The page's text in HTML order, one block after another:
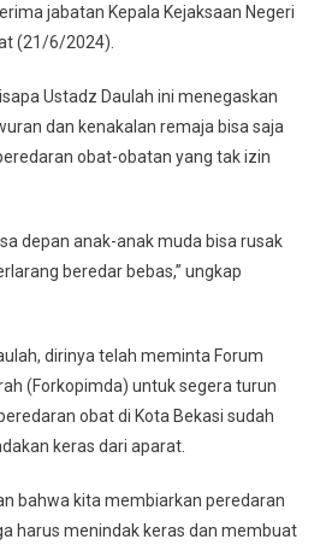
jabatan Kepala Kejaksaan Negeri
(21/6/2024).
Ustadz Daulah ini menegaskan
dan kenakalan remaja bisa saja
obat-obatan yang tak izin
depan anak-anak muda bisa rusak
beredar bebas,” ungkap
dirinya telah meminta Forum
(Forkopimda) untuk segera turun
obat di Kota Bekasi sudah
keras dari aparat.
bahwa kita membiarkan peredaran
harus menindak keras dan membuat